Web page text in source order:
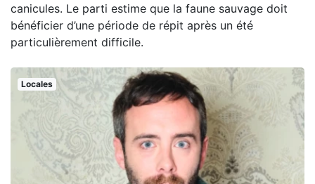
canicules. Le parti estime que la faune sauvage doit
bénéficier d’une période de répit après un été
particulièrement difficile.
Locales